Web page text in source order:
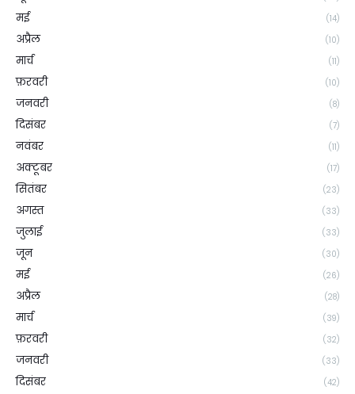
मई (14)
अप्रैल (10)
मार्च (11)
फ़रवरी (10)
जनवरी (8)
दिसंबर (7)
नवंबर (11)
अक्टूबर (17)
सितंबर (23)
अगस्त (33)
जुलाई (33)
जून (30)
मई (26)
अप्रैल (28)
मार्च (39)
फ़रवरी (32)
जनवरी (33)
दिसंबर (42)